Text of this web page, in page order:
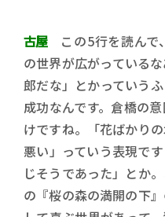
古屋この5行を読んで
の世界が広がっている
郎だな」とかっていう
成功なんです。倉橋の
けですね。「花ばかり
悪い」っていう表現で
じそうであった」とか
の『桜の森の満開の下